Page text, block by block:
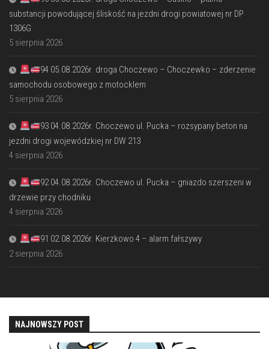
substancji powodującej śliskość na jezdni drogi powiatowej nr DP
1306G
5 sierpnia 2026
94 05.08.2026r. droga Choczewo – Choczewko – zderzenie
samochodu osobowego z motocklem
5 sierpnia 2026
93 04.08.2026r. Choczewo ul. Pucka – rozsypany beton na
jezdni drogi wojewódzkiej nr DW 213
4 sierpnia 2026
92 04.08.2026r. Choczewo ul. Pucka – gniazdo szerszeni w
drzewie przy chodniku
4 sierpnia 2026
91 02.08.2026r. Kierzkowo 4 – alarm fałszywy
2 sierpnia 2026
NAJNOWSZY POST